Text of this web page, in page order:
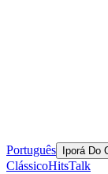
Português Iporá Do
ClássicoHitsTalk